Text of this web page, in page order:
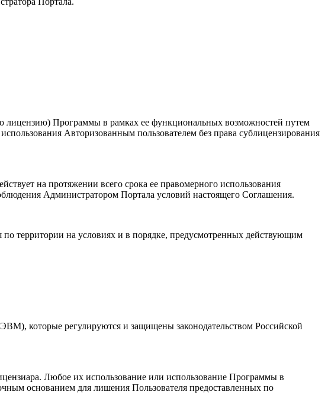
лицензию) Программы в рамках ее функциональных возможностей путем
Авторизованным пользователем без права сублицензирования
на протяжении всего срока ее правомерного использования
Администратором Портала условий настоящего Соглашения.
территории на условиях и в порядке, предусмотренных действующим
которые регулируются и защищены законодательством Российской
Любое их использование или использование Программы в
основанием для лишения Пользователя предоставленных по